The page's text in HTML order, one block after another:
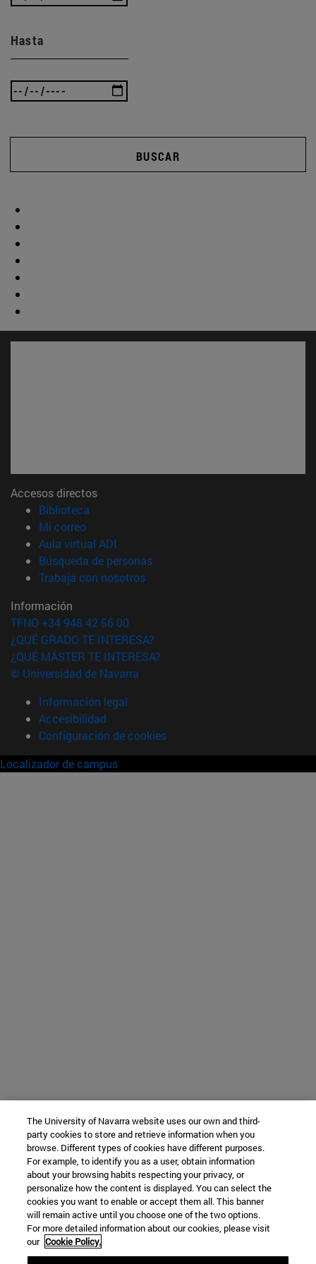
Hasta
BUSCAR
Accesos directos
Biblioteca
Mi correo(abre en nueva ventana)
Aula virtual ADI
Búsqueda de personas(abre en nueva ventana)
Trabaja con nosotros(abre en nueva ventana)
Información
TFNO +34 948 42 56 00
¿QUÉ GRADO TE INTERESA?
¿QUÉ MÁSTER TE INTERESA?
© Universidad de Navarra
Información legal
Accesibilidad
Configuración de cookies
Localizador de campus
The University of Navarra website uses our own and third-
party cookies to store and retrieve information when you
browse. Different types of cookies have different purposes.
For example, to identify you as a user, obtain information
about your browsing habits respecting your privacy, or
personalize how the content is displayed. You can select the
cookies you want to enable or accept them all. This banner
will remain active until you choose one of the two options.
For more detailed information about our cookies, please visit
our Cookie Policy.